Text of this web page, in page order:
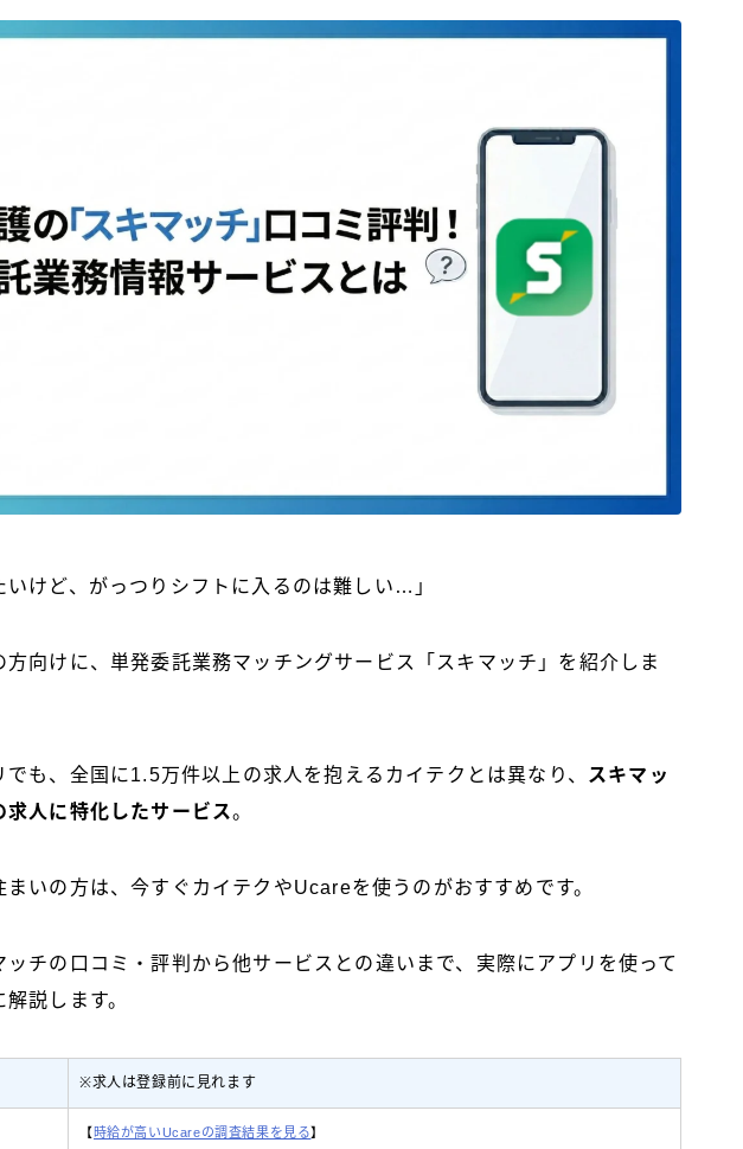
いけど、がっつりシフトに入るのは難しい…」
方向けに、単発委託業務マッチングサービス「スキマッチ」を紹介しま
でも、全国に1.5万件以上の求人を抱えるカイテクとは異なり、
スキマッ
求人に特化したサービス。
いの方は、今すぐカイテクやUcareを使うのがおすすめです。
ッチの口コミ・評判から他サービスとの違いまで、実際にアプリを使って
説します。
※求人は登録前に見れます
【時給が高いUcareの調査結果を見る】